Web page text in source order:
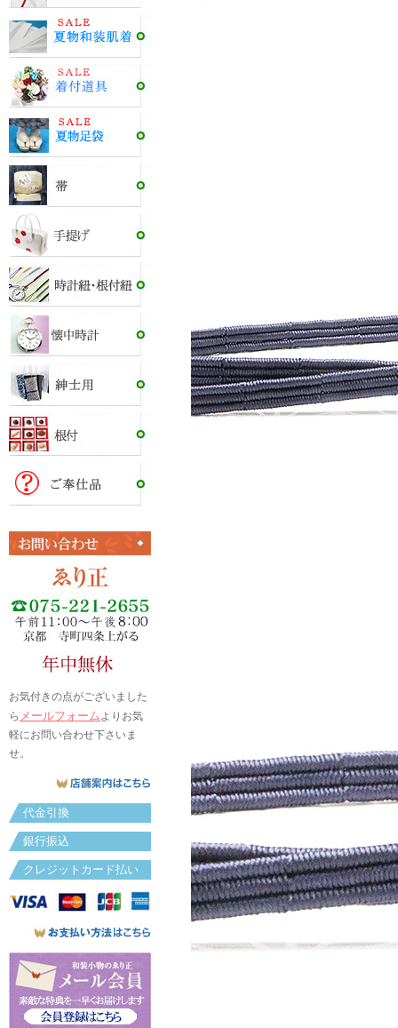
お気付きの点がございました
ら メールフォームよりお気
軽にお問い合わせ下さいま
せ。
代金引換
銀行振込
クレジットカード払い